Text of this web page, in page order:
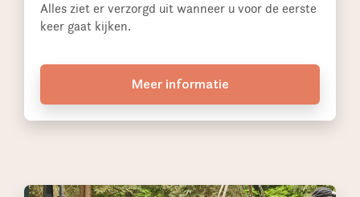
Alles ziet er verzorgd uit wanneer u voor de eerste
keer gaat kijken.
Meer informatie